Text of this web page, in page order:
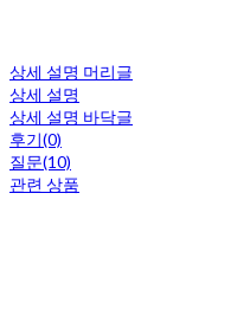
상세 설명 머리글
상세 설명
상세 설명 바닥글
후기(0)
질문(10)
관련 상품